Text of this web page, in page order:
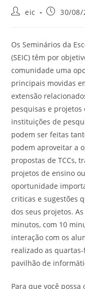
Posteic
Post30/08/
Os Seminários da
(SEIC) têm por
comunidade uma
principais movidas
extensão
pesquisas e projetos
instituições de
podem ser feitas
podem aproveitar a
propostas de TCCs,
projetos de ensino
oportunidade
criticas e sugestões
dos seus projetos.
minutos, com 10
interação com os
realizado as
pavilhão de
Para que você